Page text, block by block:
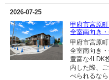
2026-07-25
甲府市宮原
全室南向き・
甲府市宮原
全室南向き
豊富な4LDK
内した際、
べられるなら